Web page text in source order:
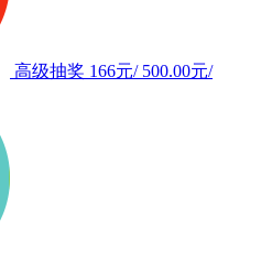
高级抽奖 166元/ 500.00元/